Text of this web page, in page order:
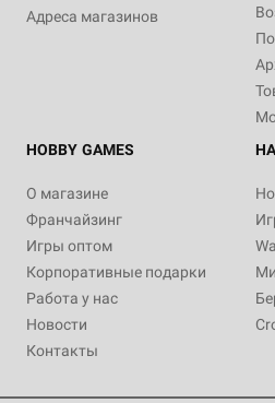
Адреса магазинов
HOBBY GAMES
О магазине
Франчайзинг
Игры оптом
Корпоративные подарки
Работа у нас
Новости
Контакты